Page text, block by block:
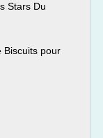
Stars Du
Biscuits pour